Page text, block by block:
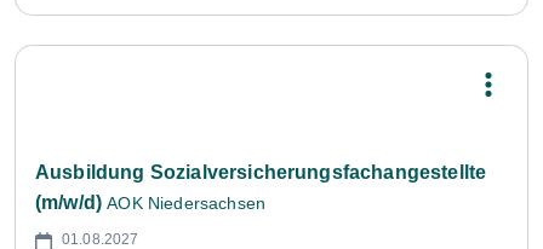
Ausbildung Sozialversicherungsfachangestellte
(m/w/d) AOK Niedersachsen
01.08.2027